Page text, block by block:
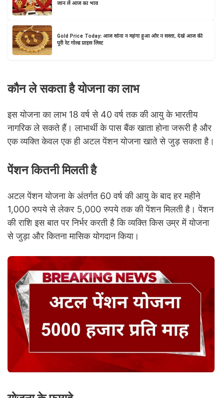
जान लें आज का भाव
Gold Price Today: आज सोना न महंगा हुआ और न सस्ता, देखें आज की
पूरी रेट गोल्ड प्राइस लिस्ट
कौन ले सकता है योजना का लाभ
इस योजना का लाभ 18 वर्ष से 40 वर्ष तक की आयु के भारतीय
नागरिक ले सकते हैं। लाभार्थी के पास बैंक खाता होना जरूरी है और
एक व्यक्ति केवल एक ही अटल पेंशन योजना खाते से जुड़ सकता है।
पेंशन कितनी मिलती है
अटल पेंशन योजना के अंतर्गत 60 वर्ष की आयु के बाद हर महीने
1,000 रुपये से लेकर 5,000 रुपये तक की पेंशन मिलती है। पेंशन
की राशि इस बात पर निर्भर करती है कि व्यक्ति किस उम्र में योजना
से जुड़ा और कितना मासिक योगदान किया।